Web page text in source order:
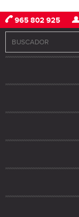
965 802 925